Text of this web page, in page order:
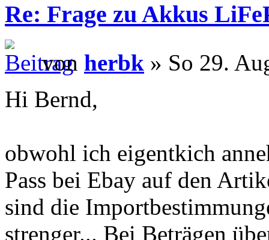
Re: Frage zu Akkus
von herbk » So 29.
Hi Bernd,
obwohl ich eigentkich
Pass bei Ebay auf den
sind die
strenger... Bei Beträgen